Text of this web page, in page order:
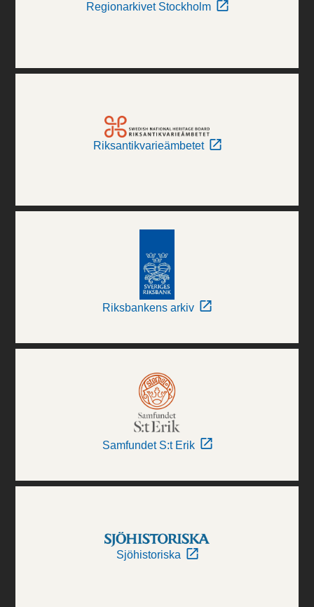
Regionarkivet Stockholm
Riksantikvarieämbetet
Riksbankens arkiv
Samfundet S:t Erik
Sjöhistoriska